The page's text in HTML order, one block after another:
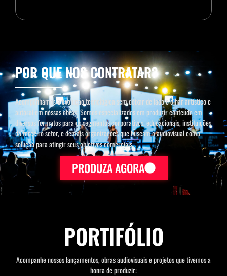
POR QUE NOS CONTRATAR?
Acompanhamos a evolução tecnológica sem deixar de lado o olhar artístico e
autoral em nossas obras. Somos especializados em produzir conteúdo em
diversos formatos para os segmentos corporativos, educacionais, instituições
do terceiro setor, e demais organizações que buscam o audiovisual como
solução para atingir seus objetivos comerciais.
PRODUZA AGORA
PORTIFÓLIO
Acompanhe nossos lançamentos, obras audiovisuais e projetos que tivemos a
honra de produzir: